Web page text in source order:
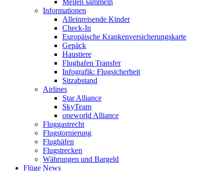
Informationen
Alleinreisende Kinder
Check-In
Europäische Krankenversicherungskarte
Gepäck
Haustiere
Flughafen Transfer
Infografik: Flugsicherheit
Sitzabstand
Airlines
Star Alliance
SkyTeam
oneworld Alliance
Fluggastrecht
Flugstornierung
Flughäfen
Flugstrecken
Währungen und Bargeld
Flüge News